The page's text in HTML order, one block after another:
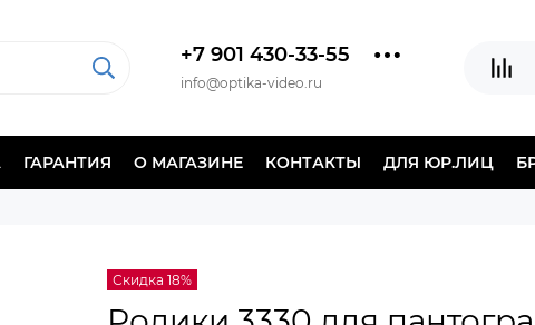
+7 901 430-33-55
info@optika-video.ru
ГАРАНТИЯ О МАГАЗИНЕ КОНТАКТЫ ДЛЯ ЮР.ЛИЦ
Скидка 18%